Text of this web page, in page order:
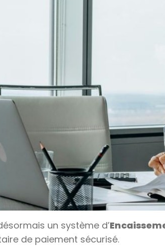
un système d’
de paiement sécurisé.